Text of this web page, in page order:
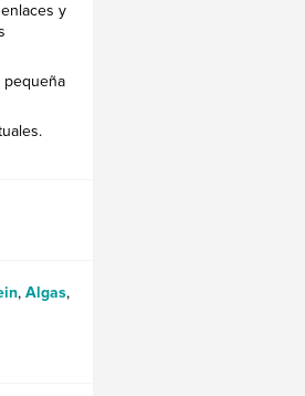
y
pequeña
, Algas,